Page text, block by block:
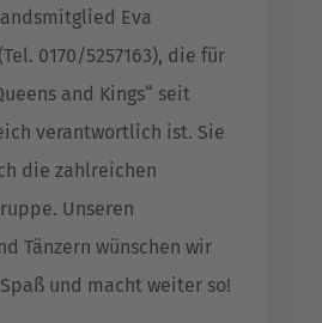
Eva
0170/5257163), die für
and Kings“ seit
verantwortlich ist. Sie
die zahlreichen
Unseren
Tänzern wünschen wir
und macht weiter so!